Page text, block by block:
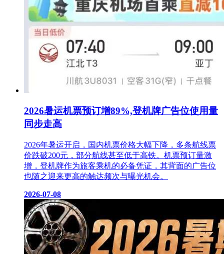
2026暑运机票预订增89%,登机牌广告位使用量
同步走高
2026年暑运开启，国内机票价格大幅下降，多条航线票
价跌破200元，部分航线甚至低于高铁。机票预订量激
增，登机牌作为旅客乘机的必备凭证，其背面的广告位
也随之迎来更高的触达频次与曝光机会。
2026-07-08